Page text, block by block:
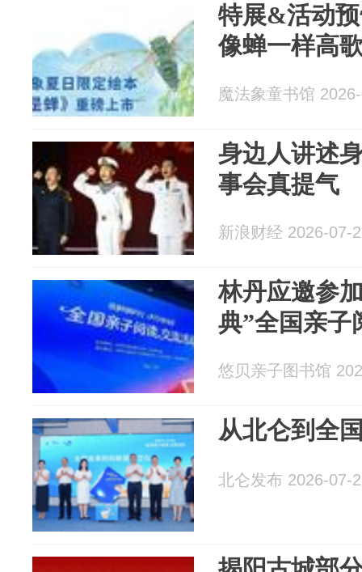
特展&活动
像蝉一样高
魔法象童书馆
身边人讲述
事会真提气
新浪财经 2026-07-
林丹应邀参
典”全国亲子
悠贝亲子图书馆
从北仑到全
北仑发布 2026-07-